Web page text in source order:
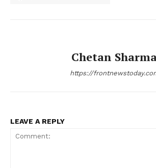
Chetan
https://
LEAVE A REPLY